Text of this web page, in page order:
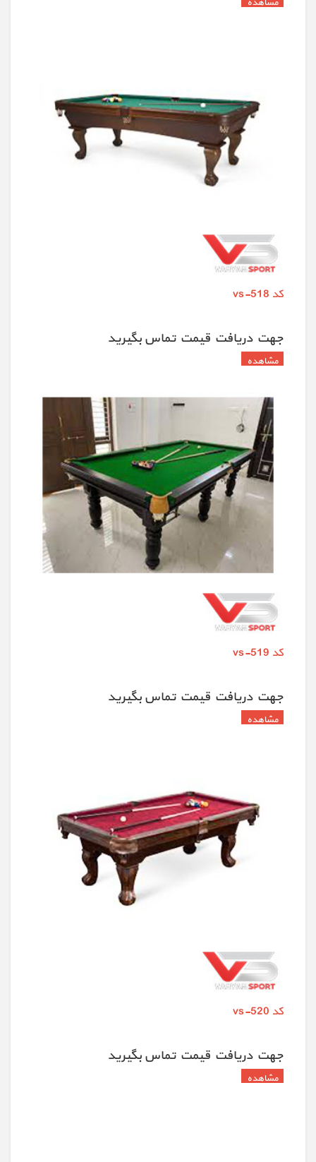
کد vs-518
جهت دريافت قيمت تماس بگيريد
کد vs-519
جهت دريافت قيمت تماس بگيريد
کد vs-520
جهت دريافت قيمت تماس بگيريد